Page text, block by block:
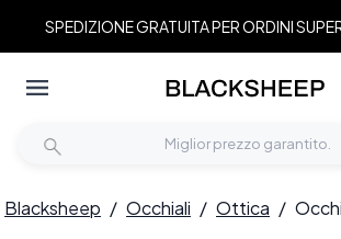
SPEDIZIONE GRATUITA PER ORDINI
Blacksheep / Occhiali / Ottica / Occhiali